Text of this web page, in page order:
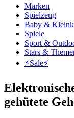
Marken
Spielzeug
Baby &
Spiele
Sport &
Stars &
⚡️Sale⚡️
gehütete